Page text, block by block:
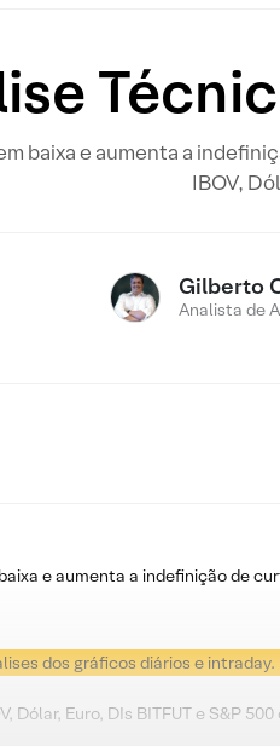
baixa e aumenta a
IBOV,
Gilberto
Analista de
e aumenta a indefinição de
dos gráficos diários e intraday.
Dólar, Euro, DIs BITFUT e S&P